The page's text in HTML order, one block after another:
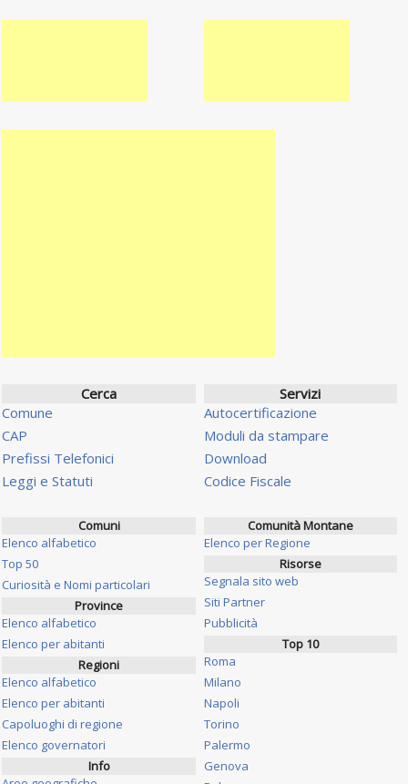
Cerca
Comune
CAP
Prefissi Telefonici
Leggi e Statuti
Servizi
Autocertificazione
Moduli da stampare
Download
Codice Fiscale
Comuni
Elenco alfabetico
Top 50
Curiosità e Nomi particolari
Province
Elenco alfabetico
Elenco per abitanti
Regioni
Elenco alfabetico
Elenco per abitanti
Capoluoghi di regione
Elenco governatori
Info
Comunità Montane
Elenco per Regione
Risorse
Segnala sito web
Siti Partner
Pubblicità
Top 10
Roma
Milano
Napoli
Torino
Palermo
Genova